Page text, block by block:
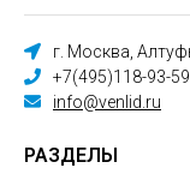
г. Москва,
+7(495)118-93-59
info@venlid.ru
РАЗДЕЛЫ